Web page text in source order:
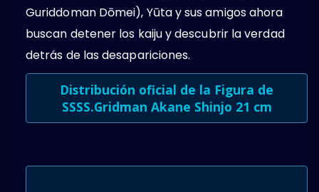
Guriddoman Dōmei), Yūta y sus amigos ahora
buscan detener los kaiju y descubrir la verdad
detrás de las desapariciones.
Distribución oficial de la Figura de
SSSS.Gridman Akane Shinjo 21 cm